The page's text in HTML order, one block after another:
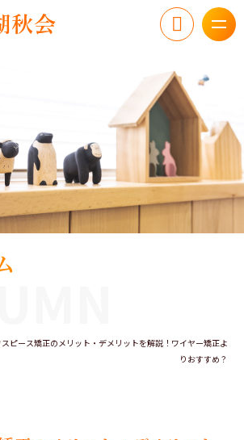
スピース矯正のメリット・デメリットを解説！ワイヤー矯正よ
りおすすめ？